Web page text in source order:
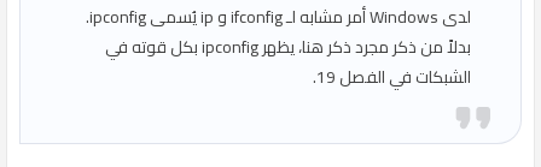
لدى Windows أمر مشابه لـ ifconfig و ip يُسمى ipconfig.
بدلاً من ذكر مجرد ذكر هنا، يظهر ipconfig بكل قوته في
الشبكات في الفصل 19.